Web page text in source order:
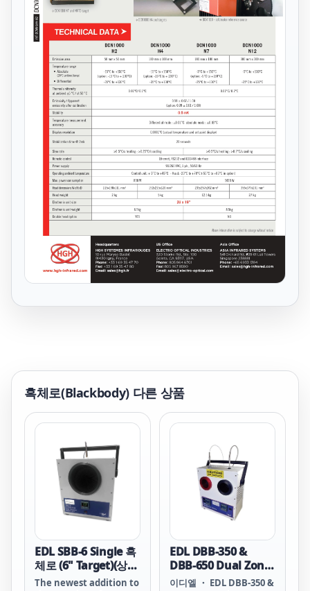
흑체로(Blackbody)다른 상품
EDL SBB-6 Single 흑
체로 (6" Target)(상온
~500℃)
The newest addition to
EDL DBB-350 &
DBB-650 Dual Zone
흑체로
이디엘 ・ EDL DBB-350 &